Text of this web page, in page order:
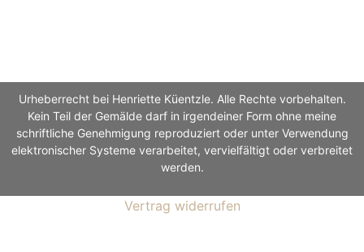
Urheberrecht bei Henriette Küentzle. Alle Rechte vorbehalten.
Kein Teil der Gemälde darf in irgendeiner Form ohne meine
schriftliche Genehmigung reproduziert oder unter Verwendung
elektronischer Systeme verarbeitet, vervielfältigt oder verbreitet
werden.
Vertrag widerrufen